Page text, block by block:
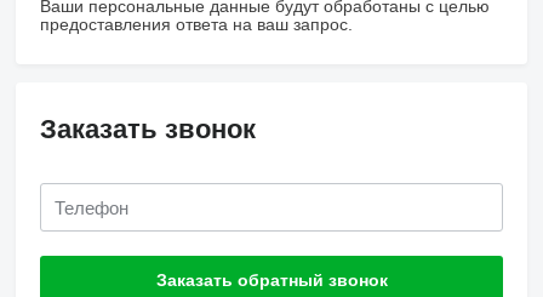
Ваши персональные данные будут обработаны с целью
предоставления ответа на ваш запрос.
Заказать звонок